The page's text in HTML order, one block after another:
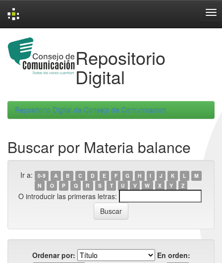
navigation
Repositorio
Digital
Repositorio Digital de Consejo de Comunicacion
Buscar por Materia balance
Ir a: 0-9 A B C D E F G H I J K L
M
N
O P Q R S T U V W X Y Z
O introducir las primeras letras:
Ordenar por:
En orden: